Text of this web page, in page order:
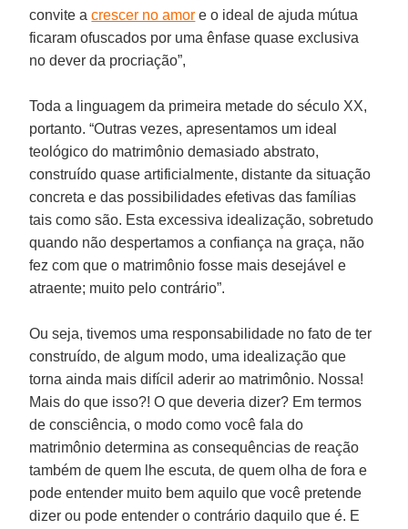
convite acrescer no amor e o ideal de ajuda mútua
ficaram ofuscados por uma ênfase quase exclusiva
no dever da procriação”,
Toda a linguagem da primeira metade do século XX,
portanto. “Outras vezes, apresentamos um ideal
teológico do matrimônio demasiado abstrato,
construído quase artificialmente, distante da situação
concreta e das possibilidades efetivas das famílias
tais como são. Esta excessiva idealização, sobretudo
quando não despertamos a confiança na graça, não
fez com que o matrimônio fosse mais desejável e
atraente; muito pelo contrário”.
Ou seja, tivemos uma responsabilidade no fato de ter
construído, de algum modo, uma idealização que
torna ainda mais difícil aderir ao matrimônio. Nossa!
Mais do que isso?! O que deveria dizer? Em termos
de consciência, o modo como você fala do
matrimônio determina as consequências de reação
também de quem lhe escuta, de quem olha de fora e
pode entender muito bem aquilo que você pretende
dizer ou pode entender o contrário daquilo que é. E